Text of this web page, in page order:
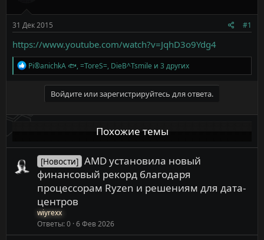
е
м
ы
ч
а
л
а
31 Дек 2015 #1
https://www.youtube.com/watch?v=JqhD3o9Ydg4
Р
е
Pi®anichkA 🐟,=ToreS=, DieB^Tsmile и 3 других
Войдите или зарегистрируйтесь для ответа.
Похожие темы
[Новости] AMD установила новый
финансовый рекорд благодаря
процессорам Ryzen и решениям для дата-
центров
wiyrexx
Ответы 0 6 Фев 2026